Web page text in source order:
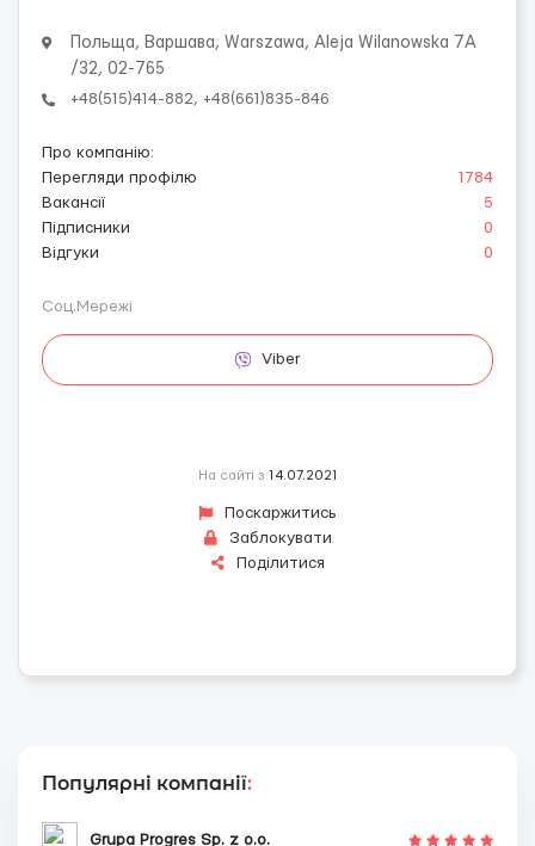
Польща, Варшава, Warszawa, Aleja Wilanowska 7A
/32, 02-765
+48(515)414-882, +48(661)835-846
Про компанію:
Перегляди профілю
1784
Вакансії
5
Підписники
0
Відгуки
0
Соц.Мережі
Viber
На сайті з 14.07.2021
Поскаржитись
Заблокувати
Поділитися
Популярні компанії:
Grupa Progres Sp. z o.o.